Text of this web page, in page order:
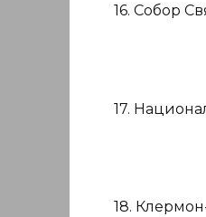
16. Собор
17.
18.